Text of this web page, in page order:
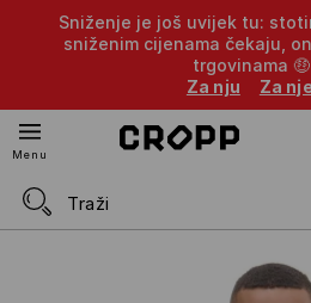
Sniženje je još uvijek tu:
sniženim cijenama čekaju,
trgovinama 🤑
Za nju
Za
Menu